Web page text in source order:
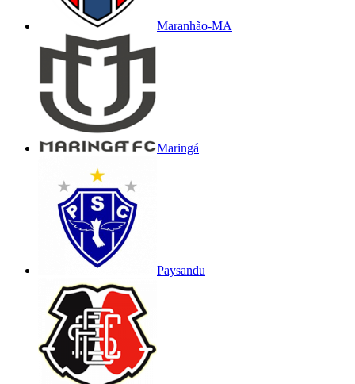
Maranhão-MA
Maringá
Paysandu